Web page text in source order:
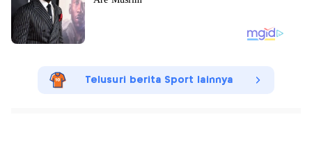
Telusuri berita Sport lainnya